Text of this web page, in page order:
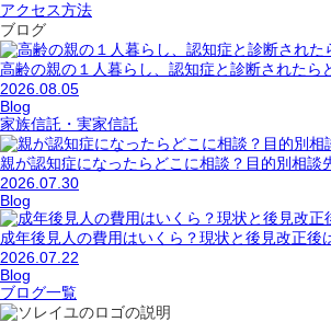
アクセス方法
ブログ
高齢の親の１人暮らし、認知症と診断された
2026.08.05
Blog
家族信託・実家信託
親が認知症になったらどこに相談？目的別相談
2026.07.30
Blog
成年後見人の費用はいくら？現状と後見改正後
2026.07.22
Blog
ブログ一覧